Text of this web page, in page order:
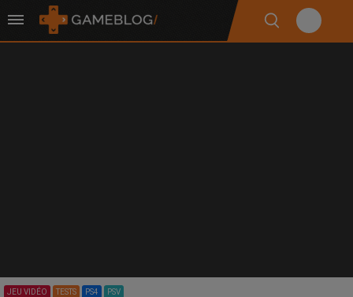
JEU VIDÉO TESTS PS4 PSV